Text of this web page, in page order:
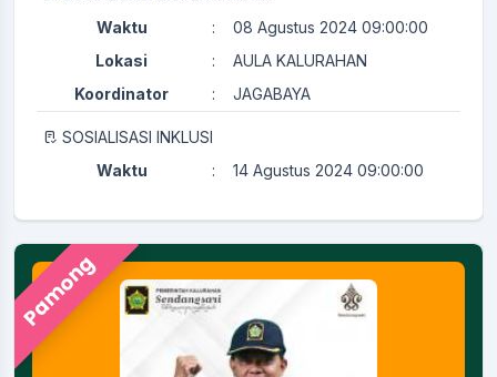
Waktu
:
08 Agustus 2024 09:00:00
Lokasi
:
AULA KALURAHAN
Koordinator
: JAGABAYA
SOSIALISASI INKLUSI
Waktu
:
14 Agustus 2024 09:00:00
PERTEMUAN RUTIN KADER KESEHATAN
Waktu
: 29 Juli 2024 08:00:00
Ruang Rapat Sekretariat (
Kapasitas 35 Orang
Pamong